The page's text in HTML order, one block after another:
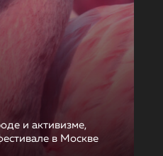
и активизме,
в Москве